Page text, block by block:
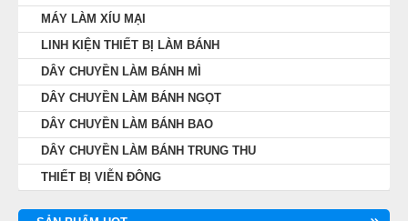
MÁY LÀM XÍU MẠI
LINH KIỆN THIẾT BỊ LÀM BÁNH
DÂY CHUYỀN LÀM BÁNH MÌ
DÂY CHUYỀN LÀM BÁNH NGỌT
DÂY CHUYỀN LÀM BÁNH BAO
DÂY CHUYỀN LÀM BÁNH TRUNG THU
THIẾT BỊ VIỄN ĐÔNG
DÂY CHUYỀN LÀM BÁNH MÌ
DÂY CHUYỀN LÀM BÁNH NGỌT
DÂY CHUYỀN LÀM BÁNH BAO
DÂY CHUYỀN LÀM BÁNH TRUNG THU
THIẾT BỊ VIỄN ĐÔNG